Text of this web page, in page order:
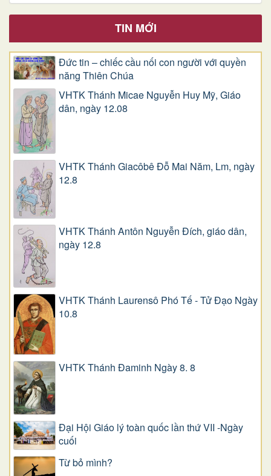
TIN MỚI
Đức tin – chiếc cầu nối con người với quyền
năng Thiên Chúa
VHTK Thánh Micae Nguyễn Huy Mỹ, Giáo
dân, ngày 12.08
VHTK Thánh Giacôbê Ðỗ Mai Năm, Lm, ngày
12.8
VHTK Thánh Antôn Nguyễn Ðích, giáo dân,
ngày 12.8
VHTK Thánh Laurensô Phó Tế - Tử Đạo Ngày
10.8
VHTK Thánh Đaminh Ngày 8. 8
Đại Hội Giáo lý toàn quốc lần thứ VII -Ngày
cuối
Từ bỏ mình?